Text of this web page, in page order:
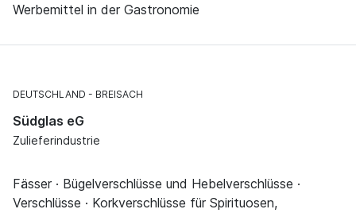
Werbemittel in der Gastronomie
DEUTSCHLAND BREISACH
Südglas eG
Zulieferindustrie
Fässer · Bügelverschlüsse und Hebelverschlüsse ·
Verschlüsse · Korkverschlüsse für Spirituosen,